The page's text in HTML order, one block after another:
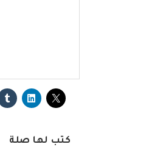
كتب لها صلة